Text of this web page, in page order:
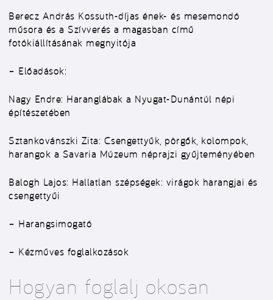
Berecz András Kossuth-díjas ének- és mesemondó
műsora és a Szívverés a magasban című
fotókiállításának megnyitója
– Előadások:
Nagy Endre: Haranglábak a Nyugat-Dunántúl népi
építészetében
Sztankovánszki Zita: Csengettyűk, pörgők, kolompok,
harangok a Savaria Múzeum néprajzi gyűjteményében
Balogh Lajos: Hallatlan szépségek: virágok harangjai és
csengettyűi
– Harangsimogató
– Kézműves foglalkozások
Hogyan foglalj okosan